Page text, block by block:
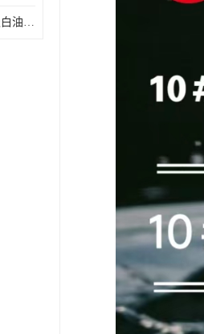
北京朝阳供应5号化妆级白油纺织时的润滑剂